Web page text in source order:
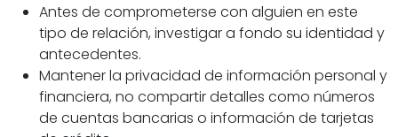
Antes de comprometerse con alguien en este
tipo de relación, investigar a fondo su identidad y
antecedentes.
Mantener la privacidad de información personal y
financiera, no compartir detalles como números
de cuentas bancarias o información de tarjetas